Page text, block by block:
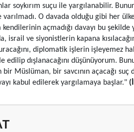
soykırım suçu ile yargılanabilir.
O davada olduğu gibi her
açmadığı davayı bu şekilde
israil ve siyonistlerin kapana
diplomatik işlerin işleyemez
edilip dışlanacağını düşünüyorum.
bir Müslüman, bir savcının açacağı
kabul edilerek yargılamaya başlar."